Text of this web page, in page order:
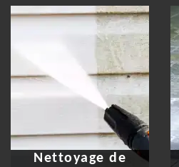
Nettoyage de